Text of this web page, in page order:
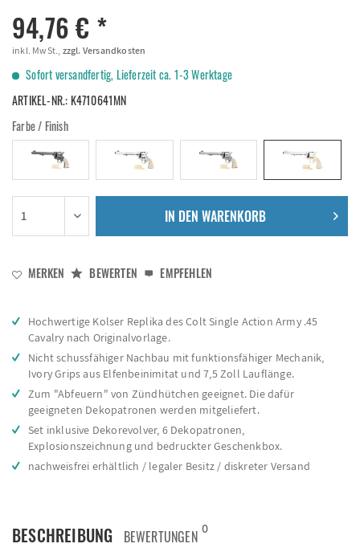
94,76 € *
inkl. MwSt., zzgl. Versandkosten
Sofort versandfertig, Lieferzeit ca. 1-3 Werktage
ARTIKEL-NR.:K4710641MN
Farbe / Finish
IN DEN WARENKORB
MERKEN BEWERTEN EMPFEHLEN
Hochwertige Kolser Replika des Colt Single Action Army .45
Cavalry nach Originalvorlage.
Nicht schussfähiger Nachbau mit funktionsfähiger Mechanik,
Ivory Grips aus Elfenbeinimitat und 7,5 Zoll Lauflänge.
Zum "Abfeuern" von Zündhütchen geeignet. Die dafür
geeigneten Dekopatronen werden mitgeliefert.
Set inklusive Dekorevolver, 6 Dekopatronen,
Explosionszeichnung und bedruckter Geschenkbox.
nachweisfrei erhältlich / legaler Besitz / diskreter Versand
BESCHREIBUNG BEWERTUNGEN 0